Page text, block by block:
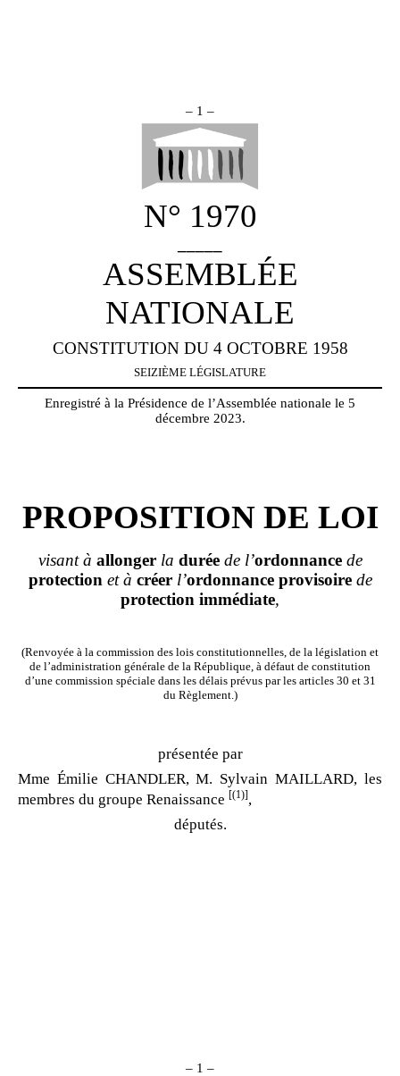
– 1 –
N° 1970
ASSEMBLÉE
NATIONALE
CONSTITUTION DU 4 OCTOBRE 1958
SEIZIÈME LÉGISLATURE
Enregistré à la Présidence de l’Assemblée nationale le 5
décembre 2023.
PROPOSITION DE LOI
visant à allongerla duréede l’ordonnancede
protection et à créerl’ordonnance provisoirede
protection immédiate,
(Renvoyée à la commission des lois constitutionnelles, de la législation et
de l’administration générale de la République, à défaut de constitution
d’une commission spéciale dans les délais prévus par les articles 30 et 31
du Règlement.)
présentée par
Mme Émilie CHANDLER, M. Sylvain MAILLARD, les
membres du groupe Renaissance [(1)],
députés.
– 1 –